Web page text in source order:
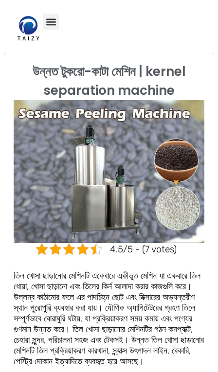
উন্নত টুকরো-কাটা মেশিন | kernel
separation machine
4.5/5 - (7 votes)
তিল খোসা ছাড়ানোর মেশিনটি একেবারে একীভূত মেশিন যা একবারে তিল
ধোয়া, খোসা ছাড়ানো এবং তিলের কির্ন আলাদা করার কাজগুলি করে।
উল্লম্ব কাঠামোর ফলে এর পাদচিহ্ন ছোট এবং মিক্সারের অভ্যন্তরীণ
স্থান পুরোপুরি ব্যবহার করা যায়। যৌগিক অ্যাগিটেটরের গ্রহণ তিলে
সম্পূর্ণভাবে ঘোরাঘুরি ঘটায়, যা প্রক্রিয়াকরণ সময় কমায় এবং পণ্যের
গুণমান উন্নত করে। তিল খোসা ছাড়ানোর মেশিনটির গঠন কমপ্যাক্ট,
চেহারা সুন্দর, পরিচালনা সহজ এবং টেকসই। উন্নত তিল খোসা ছাড়ানোর
মেশিনটি তিল প্রক্রিয়াকরণ কারখানা, স্ন্যাক্স উৎপাদন লাইন, বেকারি,
পেস্ট্রি দোকান ইত্যাদিতে ব্যবহৃত হয়ে আসছে।